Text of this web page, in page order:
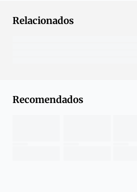
Relacionados
Recomendados